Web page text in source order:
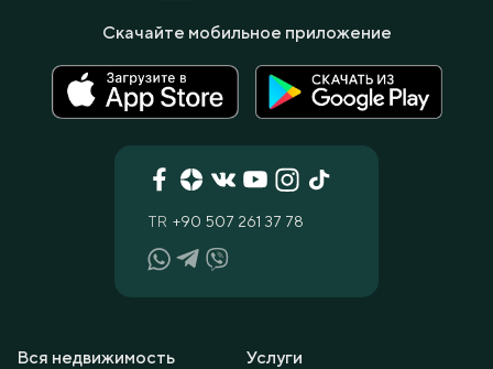
Вся недвижимость Услуги
TR +90 507 261 37 78
Скачайте мобильное приложение